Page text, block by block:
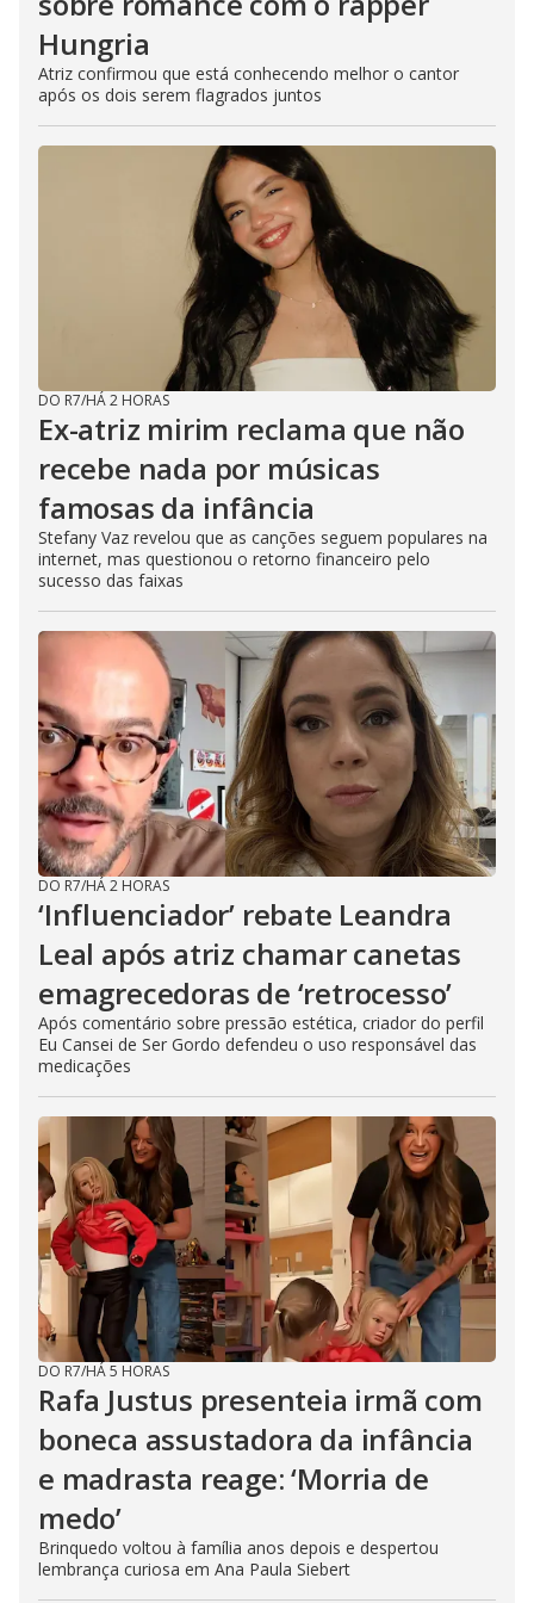
Hungria
Atriz confirmou que está conhecendo melhor o cantor
após os dois serem flagrados juntos
DO R7/HÁ 2 HORAS
Ex-atriz mirim reclama que não
recebe nada por músicas
famosas da infância
Stefany Vaz revelou que as canções seguem populares na
internet, mas questionou o retorno financeiro pelo
sucesso das faixas
DO R7/HÁ 2 HORAS
‘Influenciador’ rebate Leandra
Leal após atriz chamar canetas
emagrecedoras de ‘retrocesso’
Após comentário sobre pressão estética, criador do perfil
Eu Cansei de Ser Gordo defendeu o uso responsável das
medicações
DO R7/HÁ 5 HORAS
Rafa Justus presenteia irmã com
boneca assustadora da infância
e madrasta reage: ‘Morria de
medo’
Brinquedo voltou à família anos depois e despertou
lembrança curiosa em Ana Paula Siebert